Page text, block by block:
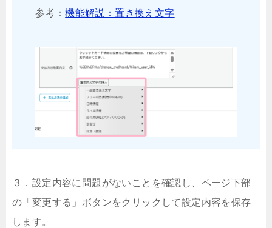
参考：機能解説：置き換え文字
３．設定内容に問題がないことを確認し、ページ下部
の「変更する」ボタンをクリックして設定内容を保存
します。